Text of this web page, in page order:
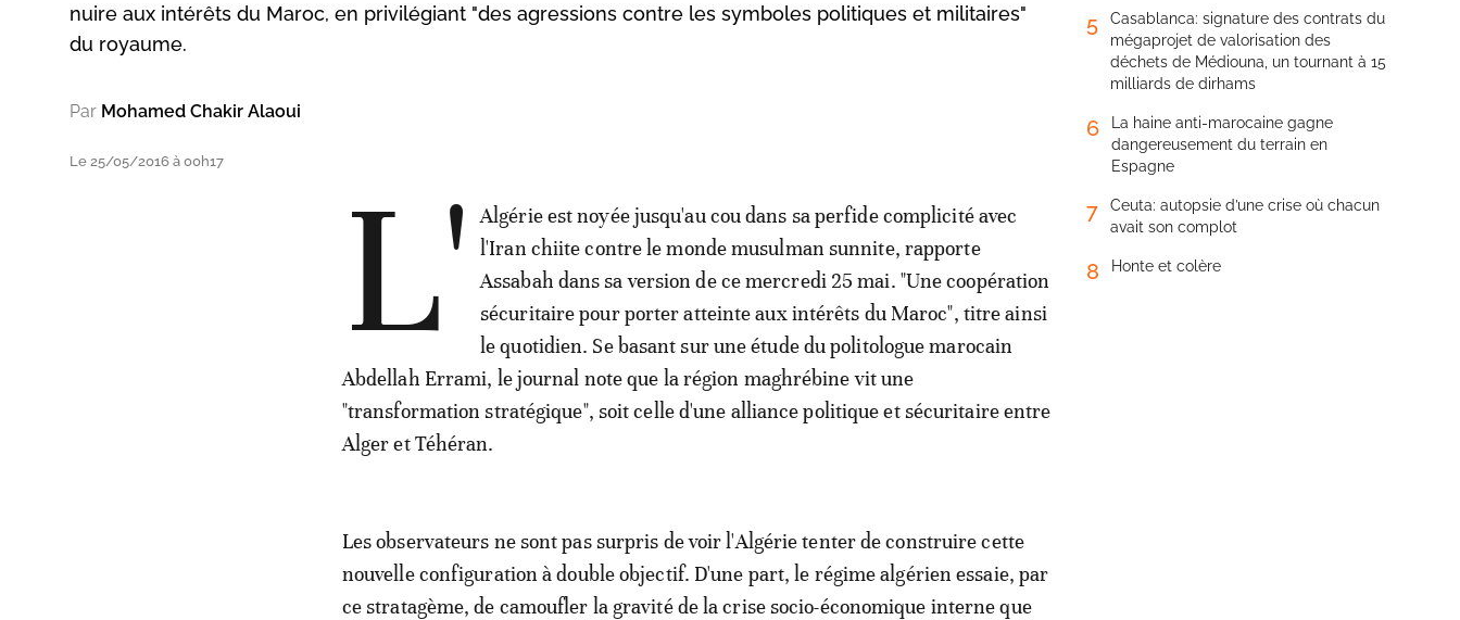
nuire aux intérêts du Maroc, en privilégiant "des agressions contre les symboles politiques et militaires"
du royaume.
Par Mohamed Chakir Alaoui
Le 25/05/2016 à 00h17 L'
Algérie est noyée jusqu'au cou dans sa perfide complicité avec
l'Iran chiite contre le monde musulman sunnite, rapporte
Assabah dans sa version de ce mercredi 25 mai. "Une coopération
sécuritaire pour porter atteinte aux intérêts du Maroc", titre ainsi
le quotidien. Se basant sur une étude du politologue marocain
Abdellah Errami, le journal note que la région maghrébine vit une
"transformation stratégique", soit celle d'une alliance politique et sécuritaire entre
Alger et Téhéran.
Les observateurs ne sont pas surpris de voir l'Algérie tenter de construire cette
nouvelle configuration à double objectif. D'une part, le régime algérien essaie, par
ce stratagème, de camoufler la gravité de la crise socio-économique interne que
5
Casablanca: signature des contrats du
mégaprojet de valorisation des
déchets de Médiouna, un tournant à 15
milliards de dirhams
6
La haine anti-marocaine gagne
dangereusement du terrain en
Espagne
7
Ceuta: autopsie d’une crise où chacun
avait son complot
8 Honte et colère